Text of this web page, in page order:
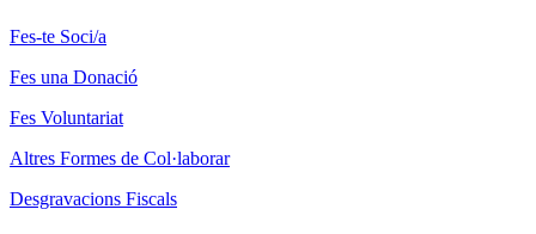
Fes-te Soci/a
Fes una Donació
Fes Voluntariat
Altres Formes de Col·laborar
Desgravacions Fiscals